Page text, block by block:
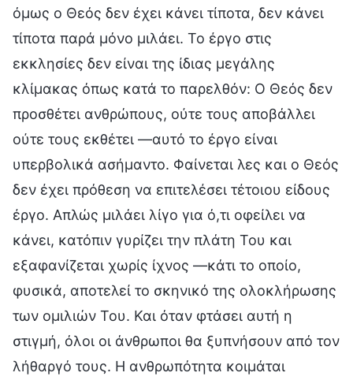
όμως ο Θεός δεν έχει κάνει τίποτα, δεν κάνει
τίποτα παρά μόνο μιλάει. Το έργο στις
εκκλησίες δεν είναι της ίδιας μεγάλης
κλίμακας όπως κατά το παρελθόν: Ο Θεός δεν
προσθέτει ανθρώπους, ούτε τους αποβάλλει
ούτε τους εκθέτει —αυτό το έργο είναι
υπερβολικά ασήμαντο. Φαίνεται λες και ο Θεός
δεν έχει πρόθεση να επιτελέσει τέτοιου είδους
έργο. Απλώς μιλάει λίγο για ό,τι οφείλει να
κάνει, κατόπιν γυρίζει την πλάτη Του και
εξαφανίζεται χωρίς ίχνος —κάτι το οποίο,
φυσικά, αποτελεί το σκηνικό της ολοκλήρωσης
των ομιλιών Του. Και όταν φτάσει αυτή η
στιγμή, όλοι οι άνθρωποι θα ξυπνήσουν από τον
λήθαργό τους. Η ανθρωπότητα κοιμάται